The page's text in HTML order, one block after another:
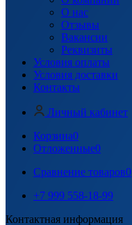
О нас
Отзывы
Вакансии
Реквизиты
Условия оплаты
Условия доставки
Контакты
Личный кабинет
Корзина0
Отложенные0
Сравнение товаров0
+7 999 558-18-99
Контактная информация